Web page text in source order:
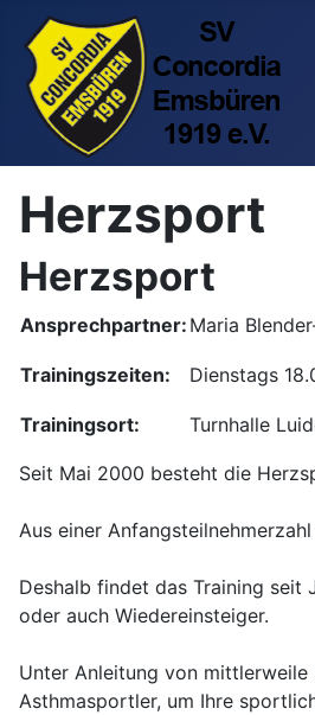
Herzsport
Herzsport
Ansprechpartner: Maria
Trainingszeiten: Dienstags
Trainingsort: Turnhalle
Seit Mai 2000 besteht die
Aus einer
Deshalb findet das Training
oder auch Wiedereinsteiger.
Unter Anleitung von
Asthmasportler, um Ihre